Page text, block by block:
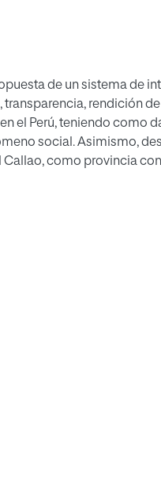
de un sistema de
rendición
el Perú, teniendo como
social. Asimismo,
como provincia
de los años ha
de transparencia en su
y aminorar el impacto
eficacia y